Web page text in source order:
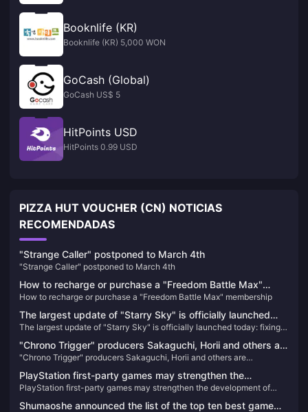
Booknlife (KR)
Booknlife (KR) 5,000 WON
GoCash (Global)
GoCash US$ 5
HitPoints USD
HitPoints 0.99 USD
PIZZA HUT VOUCHER (CN) NOTICIAS
RECOMENDADAS
"Strange Caller" postponed to March 4th
"Strange Caller" postponed to March 4th
How to recharge or purchase a "Freedom Battle Max"
membership
How to recharge or purchase a "Freedom Battle Max" membership
The largest update of "Starry Sky" is officially launched
today: fixing a large number of issues and improving the
game experience
The largest update of "Starry Sky" is officially launched today: fixing a
"Chrono Trigger" producers Sakaguchi, Horii and others are
dissatisfied with PS5 change to X confirmation
"Chrono Trigger" producers Sakaguchi, Horii and others are
PlayStation first-party games may strengthen the
development of medium-sized works in the future
PlayStation first-party games may strengthen the development of
Shumaoshe announced the list of the top ten best game